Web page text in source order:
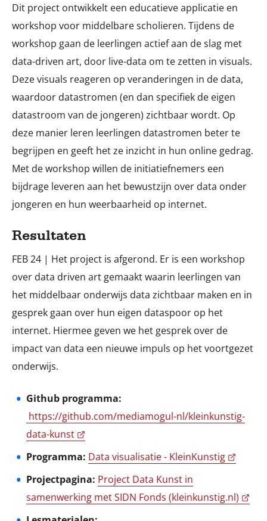
Dit project ontwikkelt een educatieve applicatie en
workshop voor middelbare scholieren. Tijdens de
workshop gaan de leerlingen actief aan de slag met
data-driven art, door live-data om te zetten in visuals.
Deze visuals reageren op veranderingen in de data,
waardoor datastromen (en dan specifiek de eigen
datastroom van de jongeren) zichtbaar wordt. Op
deze manier leren leerlingen datastromen beter te
begrijpen en geeft het ze inzicht in hun online gedrag.
Met de workshop willen de initiatiefnemers een
bijdrage leveren aan het bewustzijn over data onder
jongeren en hun weerbaarheid op internet.
Resultaten
FEB 24 | Het project is afgerond. Er is een workshop
over data driven art gemaakt waarin leerlingen van
het middelbaar onderwijs data zichtbaar maken en in
gesprek gaan over hun eigen dataspoor op het
internet. Hiermee geven we het gesprek over de
impact van data een nieuwe impuls op het voortgezet
onderwijs.
Github programma:
https://github.com/mediamogul-nl/kleinkunstig-
data-kunst
Programma: Data visualisatie - KleinKunstig
Projectpagina: Project Data Kunst in
samenwerking met SIDN Fonds (kleinkunstig.nl)